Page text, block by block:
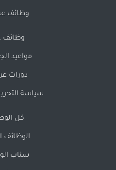
وظائف
وظائف
مواعيد
دورات
سياسة
كل
الوظائف
سناب